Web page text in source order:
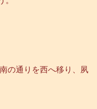
の通りを西へ移り、夙